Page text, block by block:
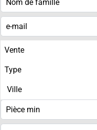
Vente
Type
Ville